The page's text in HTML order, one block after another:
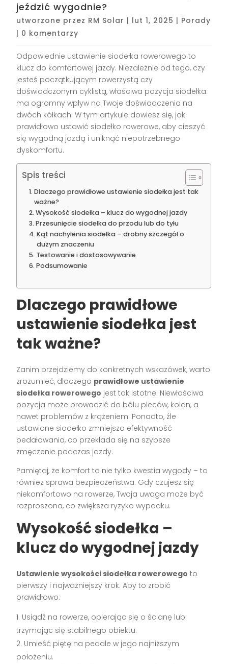
jeździć wygodnie?
utworzone przez RM Solar | lut 1, 2025 | Porady
| 0 komentarzy
Odpowiednie ustawienie siodełka rowerowego to
klucz do komfortowej jazdy. Niezależnie od tego, czy
jesteś początkującym rowerzystą czy
doświadczonym cyklistą, właściwa pozycja siodełka
ma ogromny wpływ na Twoje doświadczenia na
dwóch kółkach. W tym artykule dowiesz się, jak
prawidłowo ustawić siodełko rowerowe, aby cieszyć
się wygodną jazdą i uniknąć niepotrzebnego
dyskomfortu.
Spis treści
Dlaczego prawidłowe ustawienie siodełka jest tak
ważne?
Wysokość siodełka – klucz do wygodnej jazdy
Przesunięcie siodełka do przodu lub do tyłu
Kąt nachylenia siodełka – drobny szczegół o
dużym znaczeniu
Testowanie i dostosowywanie
Podsumowanie
Dlaczego prawidłowe
ustawienie siodełka jest
tak ważne?
Zanim przejdziemy do konkretnych wskazówek, warto
zrozumieć, dlaczego prawidłowe ustawienie
siodełka rowerowego jest tak istotne. Niewłaściwa
pozycja może prowadzić do bólu pleców, kolan, a
nawet problemów z krążeniem. Ponadto, źle
ustawione siodełko zmniejsza efektywność
pedałowania, co przekłada się na szybsze
zmęczenie podczas jazdy.
Pamiętaj, że komfort to nie tylko kwestia wygody – to
również sprawa bezpieczeństwa. Gdy czujesz się
niekomfortowo na rowerze, Twoja uwaga może być
rozproszona, co zwiększa ryzyko wypadku.
Wysokość siodełka –
klucz do wygodnej jazdy
Ustawienie wysokości siodełka rowerowego to
pierwszy i najważniejszy krok. Aby to zrobić
prawidłowo:
Usiądź na rowerze, opierając się o ścianę lub
trzymając się stabilnego obiektu.
Umieść piętę na pedale w jego najniższym
położeniu.